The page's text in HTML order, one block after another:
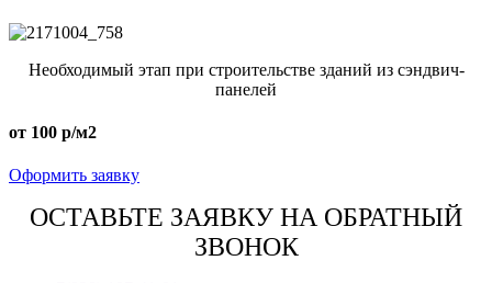
Необходимый этап при строительстве зданий из сэндвич-
панелей
от 100 р/м2
Оформить заявку
ОСТАВЬТЕ ЗАЯВКУ НА ОБРАТНЫЙ
ЗВОНОК